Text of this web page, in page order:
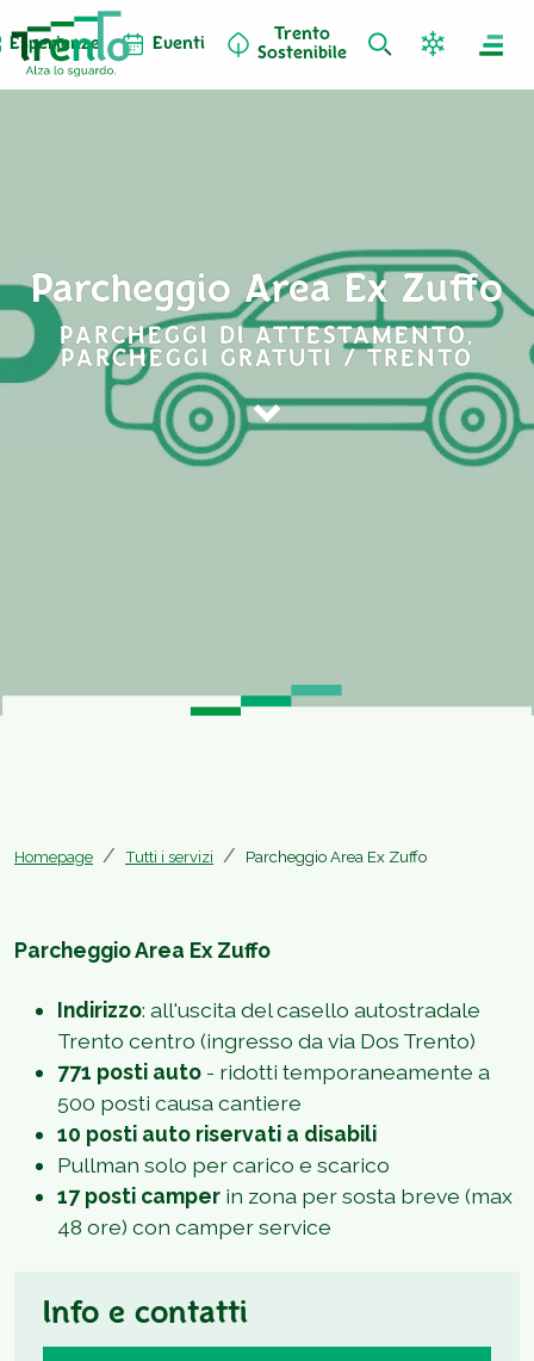
Esperienze Eventi
Trento
Sostenibile
Parcheggio Area Ex Zuffo
PARCHEGGI DI ATTESTAMENTO,
PARCHEGGI GRATUTI / TRENTO
Homepage Tutti i servizi Parcheggio Area Ex Zuffo
Parcheggio Area Ex Zuffo
Indirizzo: all'uscita del casello autostradale
Trento centro (ingresso da via Dos Trento)
771 posti auto - ridotti temporaneamente a
500 posti causa cantiere
10 posti auto riservati a disabili
Pullman solo per carico e scarico
17 posti camper in zona per sosta breve (max
48 ore) con camper service
Info e contatti